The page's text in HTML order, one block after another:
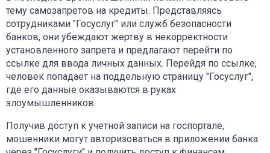
тему самозапретов на кредиты. Представляясь
сотрудниками "Госуслуг" или служб безопасности
банков, они убеждают жертву в некорректности
установленного запрета и предлагают перейти по
ссылке для ввода личных данных. Перейдя по ссылке,
человек попадает на поддельную страницу "Госуслуг",
где его данные оказываются в руках
злоумышленников.
Получив доступ к учетной записи на госпортале,
мошенники могут авторизоваться в приложении банка